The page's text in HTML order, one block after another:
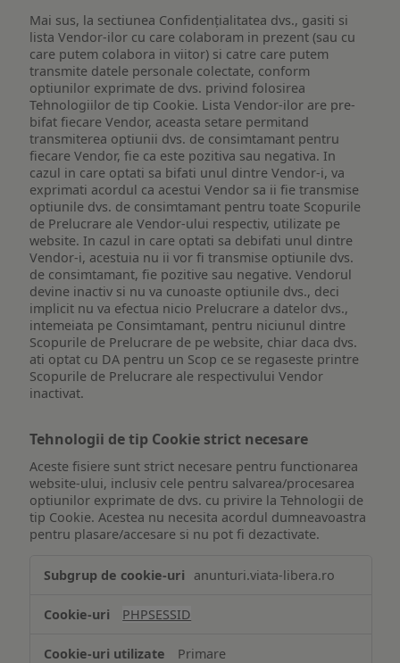
Mai sus, la sectiunea Confidențialitatea dvs., gasiti si
lista Vendor-ilor cu care colaboram in prezent (sau cu
care putem colabora in viitor) si catre care putem
transmite datele personale colectate, conform
optiunilor exprimate de dvs. privind folosirea
Tehnologiilor de tip Cookie. Lista Vendor-ilor are pre-
bifat fiecare Vendor, aceasta setare permitand
transmiterea optiunii dvs. de consimtamant pentru
fiecare Vendor, fie ca este pozitiva sau negativa. In
cazul in care optati sa bifati unul dintre Vendor-i, va
exprimati acordul ca acestui Vendor sa ii fie transmise
optiunile dvs. de consimtamant pentru toate Scopurile
de Prelucrare ale Vendor-ului respectiv, utilizate pe
website. In cazul in care optati sa debifati unul dintre
Vendor-i, acestuia nu ii vor fi transmise optiunile dvs.
de consimtamant, fie pozitive sau negative. Vendorul
devine inactiv si nu va cunoaste optiunile dvs., deci
implicit nu va efectua nicio Prelucrare a datelor dvs.,
intemeiata pe Consimtamant, pentru niciunul dintre
Scopurile de Prelucrare de pe website, chiar daca dvs.
ati optat cu DA pentru un Scop ce se regaseste printre
Scopurile de Prelucrare ale respectivului Vendor
inactivat.
Tehnologii de tip Cookie strict necesare
Aceste fisiere sunt strict necesare pentru functionarea
website-ului, inclusiv cele pentru salvarea/procesarea
optiunilor exprimate de dvs. cu privire la Tehnologii de
tip Cookie. Acestea nu necesita acordul dumneavoastra
pentru plasare/accesare si nu pot fi dezactivate.
de
Cookie
anunturi.viata-libera.ro
PHPSESSID
Primare